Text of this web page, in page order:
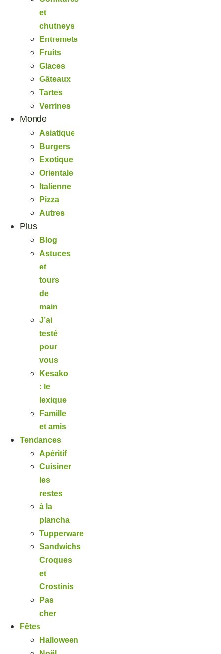
et
chutneys
Entremets
Fruits
Glaces
Gâteaux
Tartes
Verrines
Monde
Asiatique
Burgers
Exotique
Orientale
Italienne
Pizza
Autres
Plus
Blog
Astuces
et
tours
de
main
J’ai
testé
pour
vous
Kesako
: le
lexique
Famille
et amis
Tendances
Apéritif
Cuisiner
les
restes
à la
plancha
Tupperware
Sandwichs
Croques
et
Crostinis
Pas
cher
Fêtes
Halloween